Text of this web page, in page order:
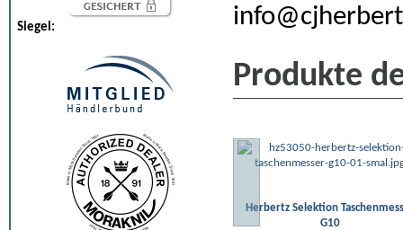
Siegel:
Produkte
Herbertz Selektion
G10